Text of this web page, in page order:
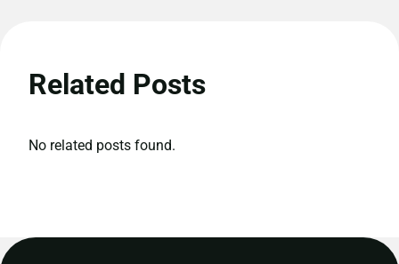
Related Posts
No related posts found.